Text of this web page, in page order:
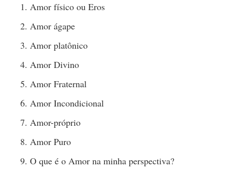
1. Amor físico ou Eros
2. Amor ágape
3. Amor platônico
4. Amor Divino
5. Amor Fraternal
6. Amor Incondicional
7. Amor-próprio
8. Amor Puro
9. O que é o Amor na minha perspectiva?